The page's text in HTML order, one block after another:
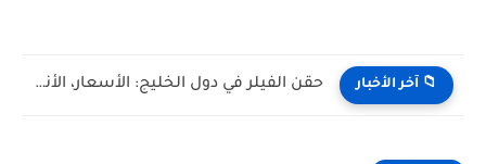
📁 آخر الأخبار حقن الفيلر في دول الخليج: الأسعار، الأنواع، والمخاطر